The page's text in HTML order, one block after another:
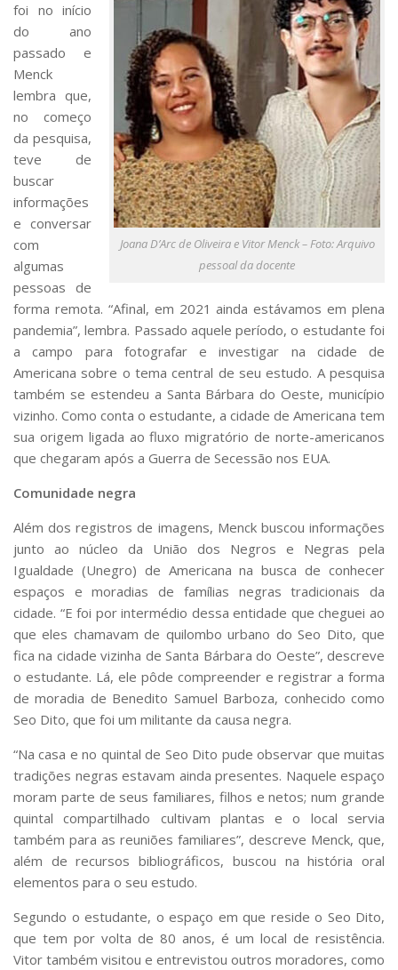
Joana D’Arc de Oliveira e Vitor Menck – Foto: Arquivo
pessoal da docente
foi no início
do ano
passado e
Menck
lembra que,
no começo
da pesquisa,
teve de
buscar
informações
e conversar
com
algumas
pessoas de
forma remota. “Afinal, em 2021 ainda estávamos em plena
pandemia”, lembra. Passado aquele período, o estudante foi
a campo para fotografar e investigar na cidade de
Americana sobre o tema central de seu estudo. A pesquisa
também se estendeu a Santa Bárbara do Oeste, município
vizinho. Como conta o estudante, a cidade de Americana tem
sua origem ligada ao fluxo migratório de norte-americanos
que chegaram após a Guerra de Secessão nos EUA.
Comunidade negra
Além dos registros de imagens, Menck buscou informações
junto ao núcleo da União dos Negros e Negras pela
Igualdade (Unegro) de Americana na busca de conhecer
espaços e moradias de famílias negras tradicionais da
cidade. “E foi por intermédio dessa entidade que cheguei ao
que eles chamavam de quilombo urbano do Seo Dito, que
fica na cidade vizinha de Santa Bárbara do Oeste”, descreve
o estudante. Lá, ele pôde compreender e registrar a forma
de moradia de Benedito Samuel Barboza, conhecido como
Seo Dito, que foi um militante da causa negra.
“Na casa e no quintal de Seo Dito pude observar que muitas
tradições negras estavam ainda presentes. Naquele espaço
moram parte de seus familiares, filhos e netos; num grande
quintal compartilhado cultivam plantas e o local servia
também para as reuniões familiares”, descreve Menck, que,
além de recursos bibliográficos, buscou na história oral
elementos para o seu estudo.
Segundo o estudante, o espaço em que reside o Seo Dito,
que tem por volta de 80 anos, é um local de resistência.
Vitor também visitou e entrevistou outros moradores, como